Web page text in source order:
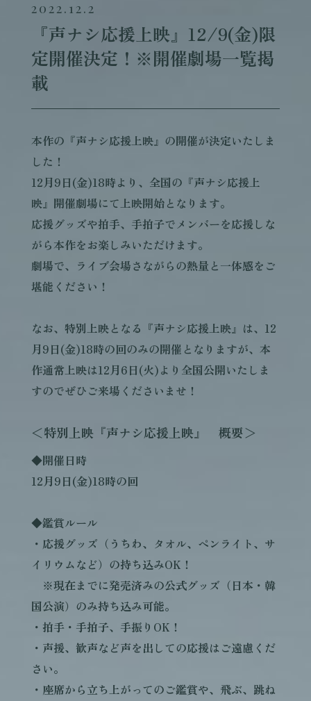
2022.12.2
『声ナシ応援上映』12/9(金)限
定開催決定！※開催劇場一覧掲
載
本作の『声ナシ応援上映』の開催が決定いたしま
した！
12月9日(金)18時より、全国の『声ナシ応援上
映』開催劇場にて上映開始となります。
応援グッズや拍手、手拍子でメンバーを応援しな
がら本作をお楽しみいただけます。
劇場で、ライブ会場さながらの熱量と一体感をご
堪能ください！
なお、特別上映となる『声ナシ応援上映』は、12
月9日(金)18時の回のみの開催となりますが、本
作通常上映は12月6日(火)より全国公開いたしま
すのでぜひご来場くださいませ！
＜特別上映『声ナシ応援上映』 概要＞
◆開催日時
12月9日(金)18時の回
◆鑑賞ルール
・応援グッズ（うちわ、タオル、ペンライト、サ
イリウムなど）の持ち込みOK！
※現在までに発売済みの公式グッズ（日本・韓
国公演）のみ持ち込み可能。
・拍手・手拍子、手振りOK！
・声援、歓声など声を出しての応援はご遠慮くだ
さい。
・座席から立ち上がってのご鑑賞や、飛ぶ、跳ね